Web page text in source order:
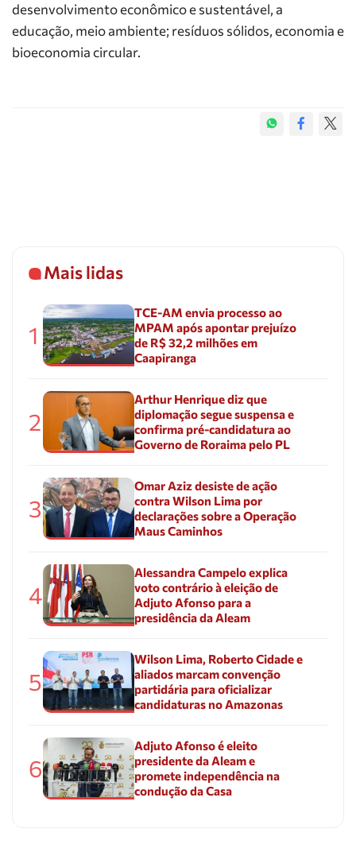
desenvolvimento econômico e sustentável, a
educação, meio ambiente; resíduos sólidos, economia e
bioeconomia circular.
Mais lidas
1
TCE-AM envia processo ao
MPAM após apontar prejuízo
de R$ 32,2 milhões em
Caapiranga
2
Arthur Henrique diz que
diplomação segue suspensa e
confirma pré-candidatura ao
Governo de Roraima pelo PL
3
Omar Aziz desiste de ação
contra Wilson Lima por
declarações sobre a Operação
Maus Caminhos
4
Alessandra Campelo explica
voto contrário à eleição de
Adjuto Afonso para a
presidência da Aleam
5
Wilson Lima, Roberto Cidade e
aliados marcam convenção
partidária para oficializar
candidaturas no Amazonas
6
Adjuto Afonso é eleito
presidente da Aleam e
promete independência na
condução da Casa